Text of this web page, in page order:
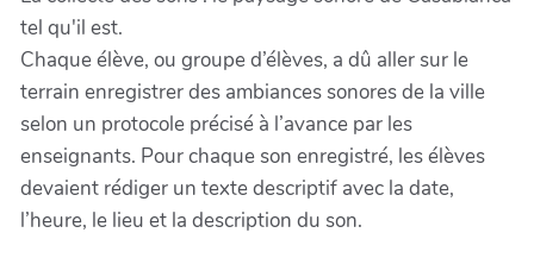
tel qu'il est.
Chaque élève, ou groupe d’élèves, a dû aller sur le
terrain enregistrer des ambiances sonores de la ville
selon un protocole précisé à l’avance par les
enseignants. Pour chaque son enregistré, les élèves
devaient rédiger un texte descriptif avec la date,
l’heure, le lieu et la description du son.